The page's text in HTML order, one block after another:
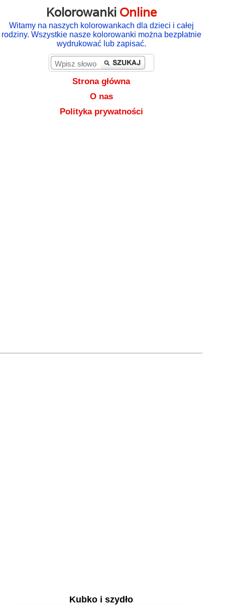
Kolorowanki Online
Witamy na naszych kolorowankach dla dzieci i całej
rodziny. Wszystkie nasze kolorowanki można bezpłatnie
wydrukować lub zapisać.
Strona główna
O nas
Polityka prywatności
Kubko i szydło